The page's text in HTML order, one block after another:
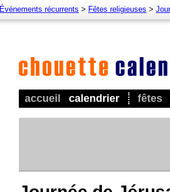
accueil calendrier fêtes
Événements récurrents > Fêtes religieuses >